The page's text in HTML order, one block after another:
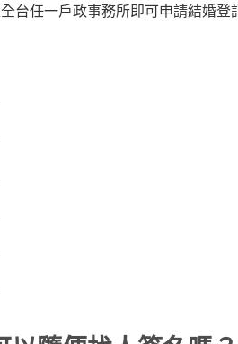
台任一戶政事務所即可申請結婚登